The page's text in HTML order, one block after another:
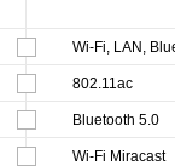
Wi-Fi, LAN,
802.11ac
Bluetooth 5.0
Wi-Fi Miracast